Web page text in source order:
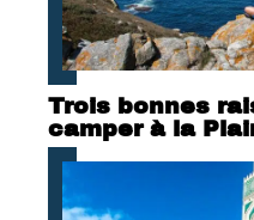
Trois bonnes
camper à la